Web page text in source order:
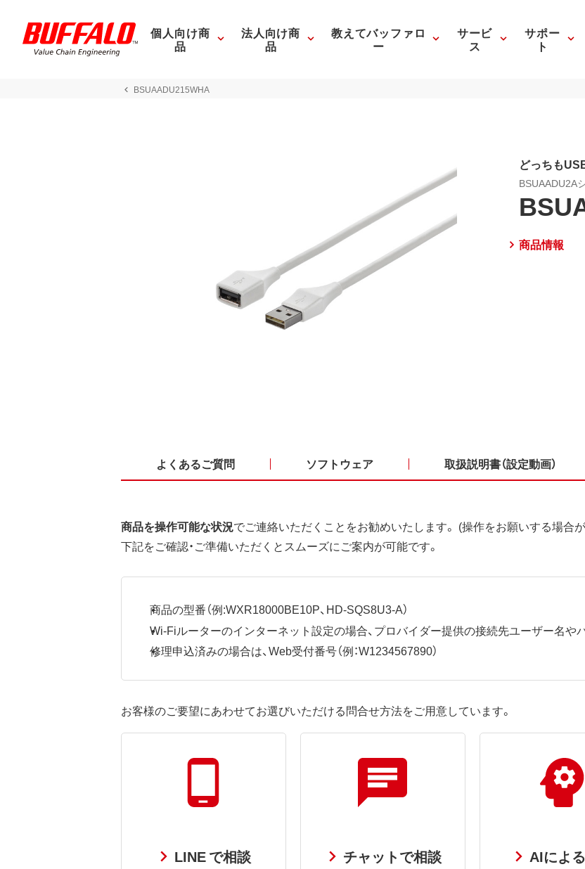
個人向け商
品
法人向け商
品
教えてバッファロ
ー
サービ
ス
サポー
ト
BSUAADU215WHA
どっちも
BSUAADU2A
商品情報
よくあるご質問 ソフトウェア 取扱説明書（設定動画）
商品を操作可能な状況でご連絡いただくことをお勧めいたします。 (操作をお願いする場合
下記をご確認・ご準備いただくとスムーズにご案内が可能です。
商品の型番（例:WXR18000BE10P、HD-SQS8U3-A）
Wi-Fiルーターのインターネット設定の場合、プロバイダー提供の接続先ユーザー名や
修理申込済みの場合は、Web受付番号（例：W1234567890）
お客様のご要望にあわせてお選びいただける問合せ方法をご用意しています。
LINE で相談 チャットで相談 AIによ